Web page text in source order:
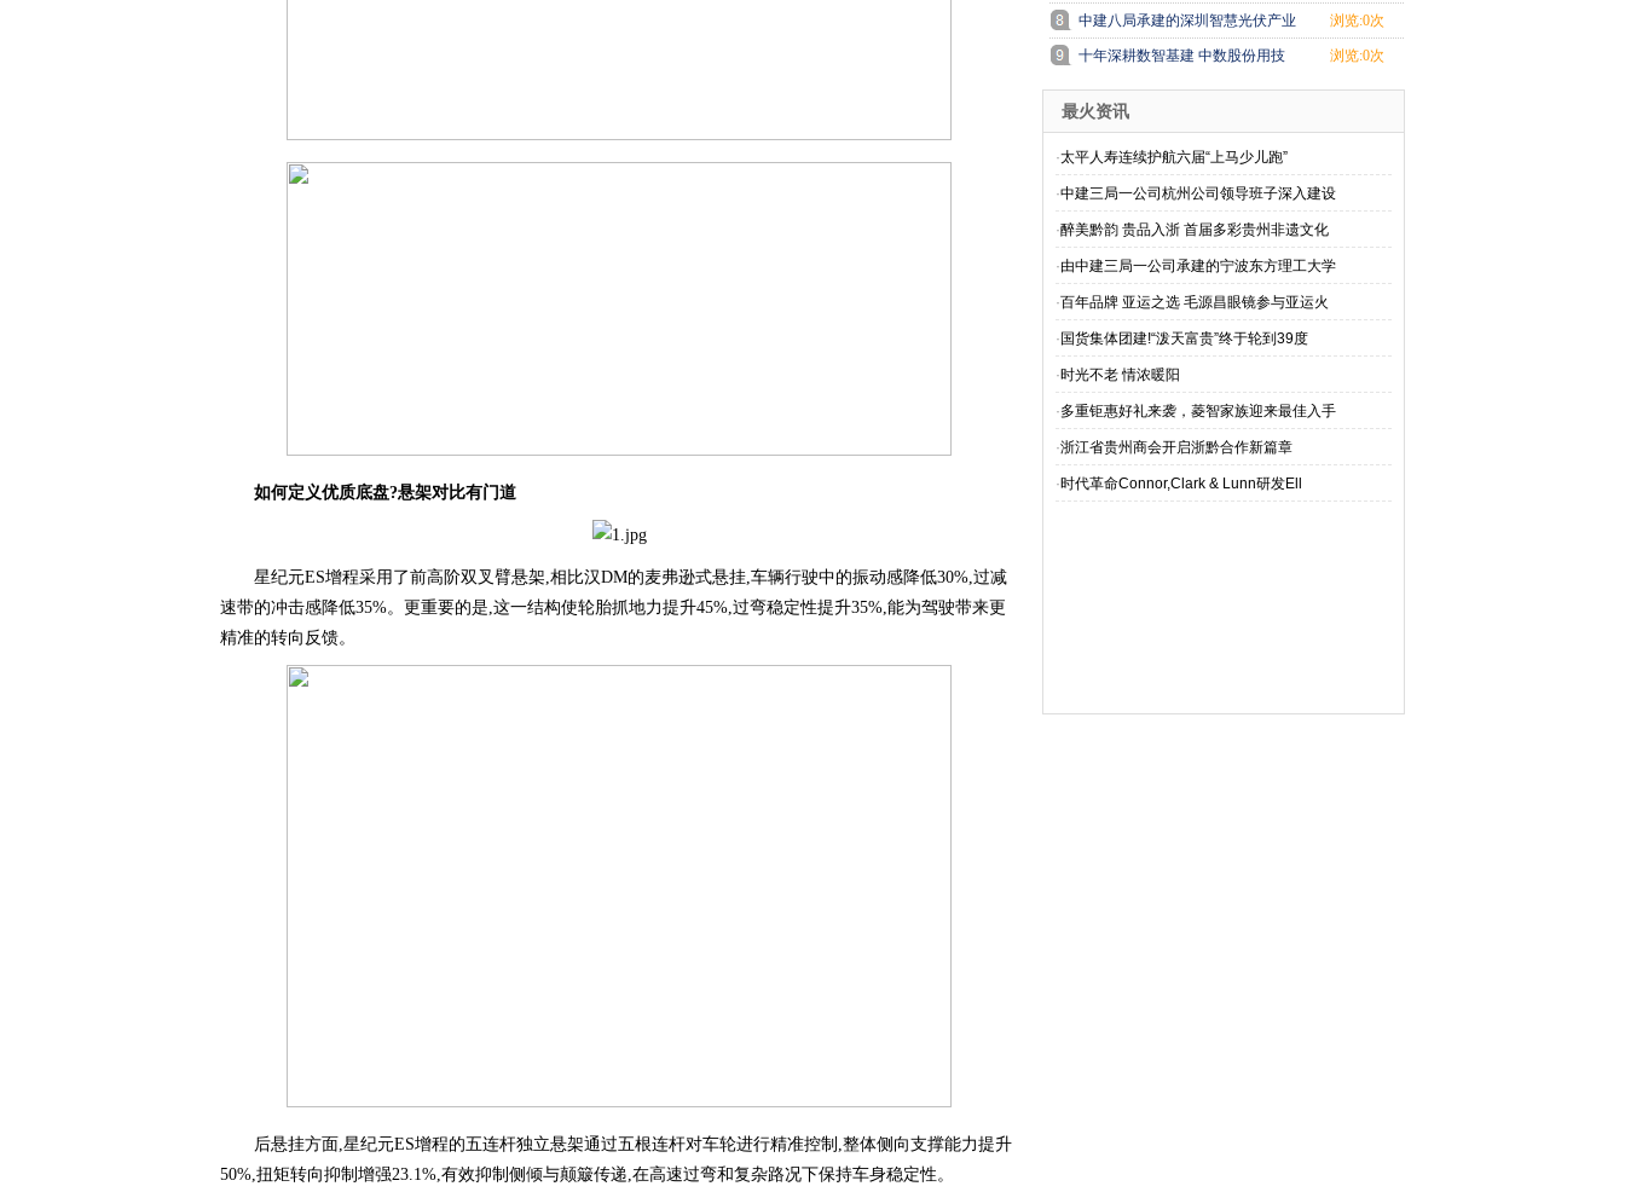
如何定义优质底盘?悬架对比有门道
星纪元ES增程采用了前高阶双叉臂悬架,相比汉DM的麦弗逊式悬挂,车辆行驶中的振动感降低30%,过减
速带的冲击感降低35%。更重要的是,这一结构使轮胎抓地力提升45%,过弯稳定性提升35%,能为驾驶带来更
精准的转向反馈。
后悬挂方面,星纪元ES增程的五连杆独立悬架通过五根连杆对车轮进行精准控制,整体侧向支撑能力提升
50%,扭矩转向抑制增强23.1%,有效抑制侧倾与颠簸传递,在高速过弯和复杂路况下保持车身稳定性。
中建八局承建的深圳智慧光伏产业
园项目主体
浏览:0次
十年深耕数智基建 中数股份用技
术让超级工
浏览:0次
最火资讯
·太平人寿连续护航六届“上马少儿跑”
·中建三局一公司杭州公司领导班子深入建设
·醉美黔韵 贵品入浙 首届多彩贵州非遗文化
·由中建三局一公司承建的宁波东方理工大学
·百年品牌 亚运之选 毛源昌眼镜参与亚运火
· 国货集体团建!“泼天富贵”终于轮到39度
·时光不老 情浓暖阳
·多重钜惠好礼来袭，菱智家族迎来最佳入手
·浙江省贵州商会开启浙黔合作新篇章
·时代革命Connor,Clark & Lunn研发Ell